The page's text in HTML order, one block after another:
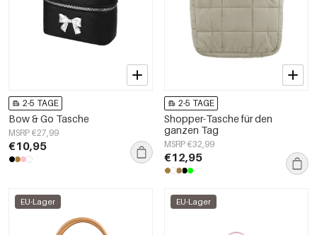
2-5 TAGE
Bow & Go Tasche
MSRP €27,99
€10,95
2-5 TAGE
Shopper-Tasche für den
ganzen Tag
MSRP €32,99
€12,95
EU-Lager EU-Lager